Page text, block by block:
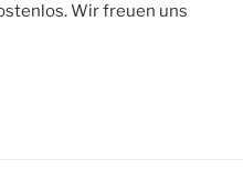
Wir freuen uns